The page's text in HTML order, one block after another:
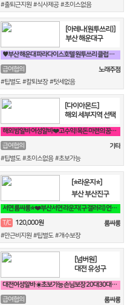
#출퇴근지원 #식사제공 #초이스없음
[아레나(원투쓰리)]
부산 해운대구
♥️부산 해운대 파라다이스호텔 원투쓰리 클럽 영업진 구합니다♥️
급여협의
노래주점
#팁별도 #칼퇴보장 #텃세없음
[다이아몬드]
해외 세부지역 선택
해외 밤알바 여성알바❤️고수익! 목돈 마련의 꿈! 미국에서 이루세요❤️
급여협의
기타
#팁별도 #초이스없음 #초보가능
[⭐라운지⭐]
부산 부산진구
서면 룸싸롱⭐❤️부산서면 라운지(구 갤러리) 언니들 모십니다❤️⭐
T/C 120,000원
룸싸롱
#만근비지원 #팁별도 #개수보장
[넘버원]
대전 유성구
대전여성알바 ☀️초보가능 손님보장 20대30대가족모집☀️
급여협의
룸싸롱